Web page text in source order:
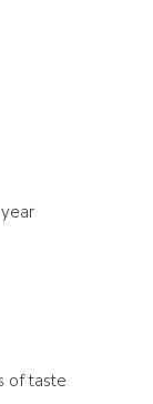
of taste